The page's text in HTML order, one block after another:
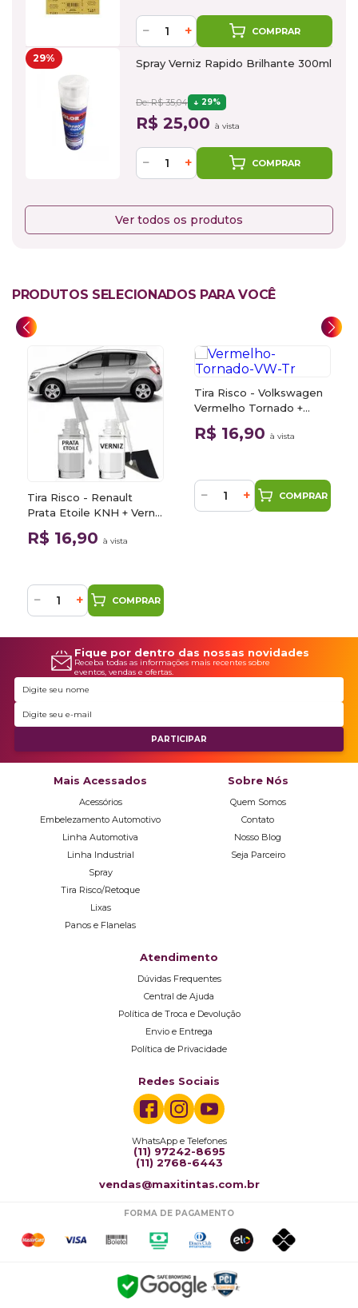
− + COMPRAR
29% Spray Verniz Rapido Brilhante 300ml
De: R$ 35,04 29%
R$ 25,00 à vista
− + COMPRAR
Ver todos os produtos
PRODUTOS SELECIONADOS PARA VOCÊ
Tira Risco - Renault
Prata Etoile KNH + Verniz
15ml
R$ 16,90 à vista
− + COMPRAR
Tira Risco - Volkswagen
Vermelho Tornado +
Verniz 15ml
R$ 16,90 à vista
− + COMPRAR
Fique por dentro das nossas novidades
Receba todas as informações mais recentes sobre
eventos, vendas e ofertas.
Mais Acessados
Acessórios
Embelezamento Automotivo
Linha Automotiva
Linha Industrial
Spray
Tira Risco/Retoque
Lixas
Panos e Flanelas
Sobre Nós
Quem Somos
Contato
Nosso Blog
Seja Parceiro
Atendimento
Dúvidas Frequentes
Central de Ajuda
Política de Troca e Devolução
Envio e Entrega
Política de Privacidade
Redes Sociais
WhatsApp e Telefones
(11) 97242-8695
(11) 2768-6443
vendas@maxitintas.com.br
FORMA DE PAGAMENTO